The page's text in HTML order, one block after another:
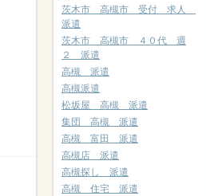
茨木市 高槻市 受付 求人
派遣
茨木市 高槻市 ４０代 週
２ 派遣
高槻 派遣
高槻派遣
松坂屋 高槻 派遣
集団 高槻 派遣
高槻 富田 派遣
高槻店 派遣
高槻探し 派遣
高槻 住宅 派遣